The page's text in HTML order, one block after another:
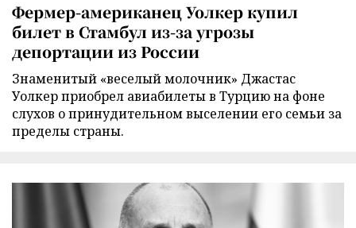
Фермер-американец Уолкер купил
билет в Стамбул из-за угрозы
депортации из России
Знаменитый «веселый молочник» Джастас
Уолкер приобрел авиабилеты в Турцию на фоне
слухов о принудительном выселении его семьи за
пределы страны.